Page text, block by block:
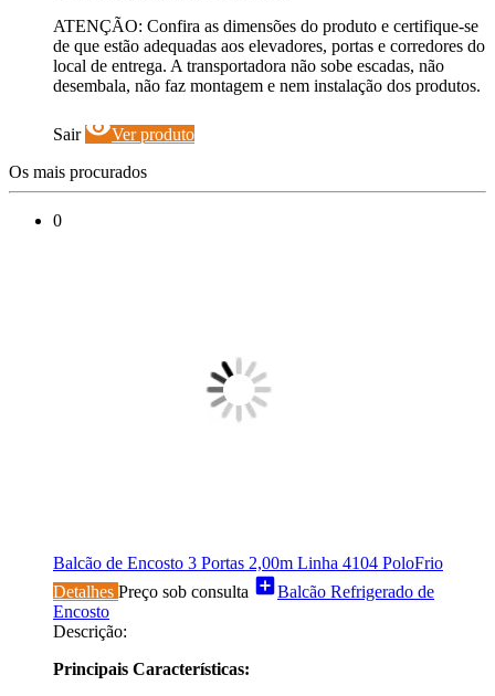
ATENÇÃO: Confira as dimensões do produto e certifique-se
de que estão adequadas aos elevadores, portas e corredores do
local de entrega. A transportadora não sobe escadas, não
desembala, não faz montagem e nem instalação dos produtos.
Sair visibilityVer produto
Os mais procurados
0
Balcão de Encosto 3 Portas 2,00m Linha 4104 PoloFrio
Detalhes Preço sob consulta add_boxBalcão Refrigerado de
Encosto
Descrição:
Principais Características: